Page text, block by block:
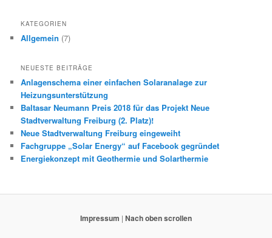
KATEGORIEN
Allgemein (7)
NEUESTE BEITRÄGE
Anlagenschema einer einfachen Solaranalage zur
Heizungsunterstützung
Baltasar Neumann Preis 2018 für das Projekt Neue
Stadtverwaltung Freiburg (2. Platz)!
Neue Stadtverwaltung Freiburg eingeweiht
Fachgruppe „Solar Energy“ auf Facebook gegründet
Energiekonzept mit Geothermie und Solarthermie
Impressum | Nach oben scrollen